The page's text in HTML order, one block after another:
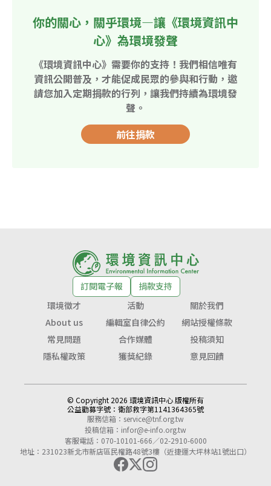
你的關心，關乎環境—讓《環境資訊中
心》為環境發聲
《環境資訊中心》需要你的支持！我們相信唯有
資訊公開普及，才能促成民眾的參與和行動，邀
請您加入定期捐款的行列，讓我們持續為環境發
聲。
前往捐款
訂閱電子報
捐款支持
環境徵才
活動
關於我們
About us
編輯室自律公約
網站授權條款
常見問題
合作媒體
投稿須知
隱私權政策
獲獎紀錄 意見回饋
© Copyright 2026 環境資訊中心 版權所有
公益勸募字號： 衛部救字第1141364365號
服務信箱： service@tnf.org.tw
投稿信箱： infor@e-info.org.tw
客服電話：070-10101-666／02-2910-6000
地址：231023新北市新店區民權路48號3樓（近捷運大坪林站1號出口）